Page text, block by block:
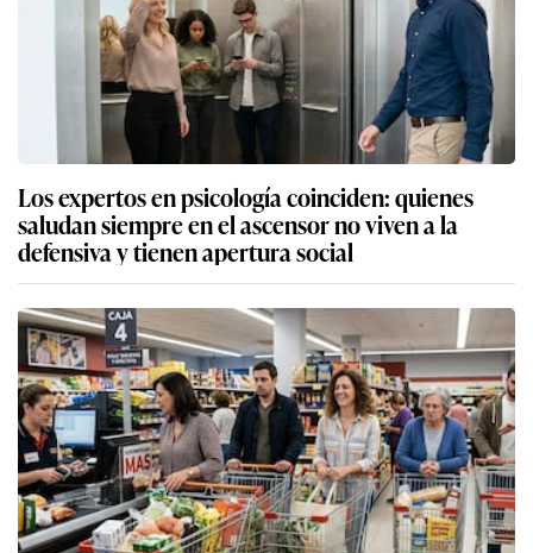
Los expertos en psicología coinciden: quienes
saludan siempre en el ascensor no viven a la
defensiva y tienen apertura social